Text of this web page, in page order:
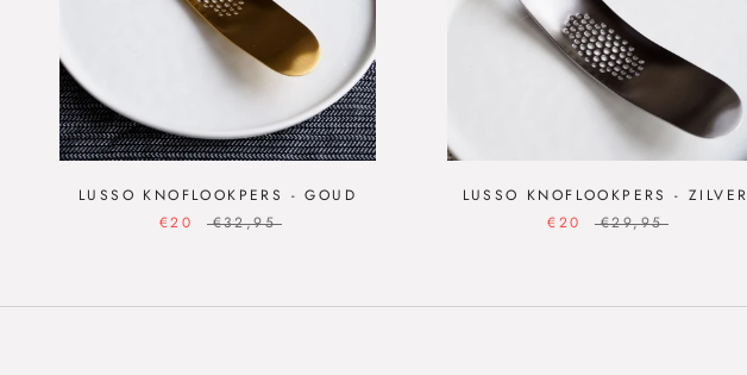
LUSSO KNOFLOOKPERS - GOUD
€20
€32,95
LUSSO KNOFLOOKPERS - ZILVER
€20
€29,95